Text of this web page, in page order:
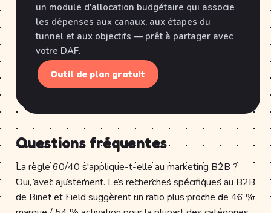
un module d'allocation budgétaire qui associe
les dépenses aux canaux, aux étapes du
tunnel et aux objectifs — prêt à partager avec
votre DAF.
Outil de plan gratuit
Questions fréquentes
La règle 60/40 s'applique-t-elle au marketing B2B ?
Oui, avec ajustement. Les recherches spécifiques au B2B
de Binet et Field suggèrent un ratio plus proche de 46 %